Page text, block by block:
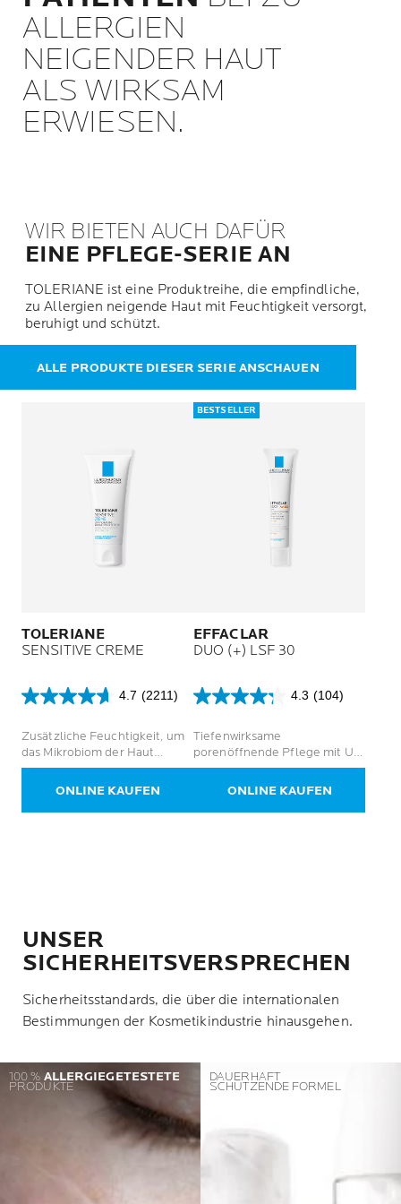
ALLERGIEN
NEIGENDER HAUT
ALS WIRKSAM
ERWIESEN.
WIR BIETEN AUCH DAFÜR
EINE PFLEGE-SERIE AN
TOLERIANE ist eine Produktreihe, die empfindliche,
zu Allergien neigende Haut mit Feuchtigkeit versorgt,
beruhigt und schützt.
ALLE PRODUKTE DIESER SERIE ANSCHAUEN
TOLERIANE
SENSITIVE CREME
4.7 (2211)
4.7
5
Sternen.
2211
Bewertungen
Zusätzliche Feuchtigkeit, um
das Mikrobiom der Haut
auszugleichen. Normale bis
empfindliche Haut.
ONLINE KAUFEN
BESTSELLER
EFFACLAR
DUO (+) LSF 30
4.3 (104)
4.3
5
Sternen.
104
Bewertungen
Tiefenwirksame
porenöffnende Pflege mit UV-
Schutz
ONLINE KAUFEN
UNSER
SICHERHEITSVERSPRECHEN
Sicherheitsstandards, die über die internationalen
Bestimmungen der Kosmetikindustrie hinausgehen.
100 % ALLERGIEGETESTETE
PRODUKTE
DAUERHAFT
SCHÜTZENDE FORMEL